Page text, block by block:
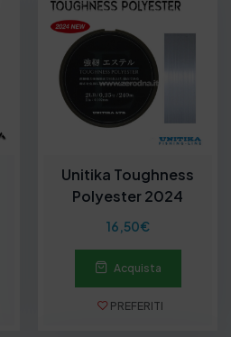
Unitika Toughness
Polyester 2024
16,50€
Acquista
PREFERITI